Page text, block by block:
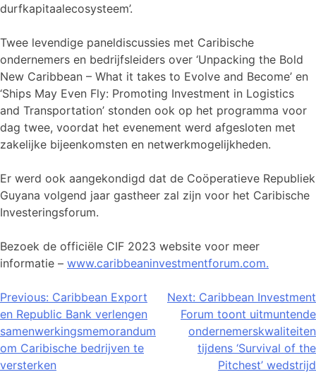
durfkapitaalecosysteem’.
Twee levendige paneldiscussies met Caribische
ondernemers en bedrijfsleiders over ‘Unpacking the Bold
New Caribbean – What it takes to Evolve and Become’ en
‘Ships May Even Fly: Promoting Investment in Logistics
and Transportation’ stonden ook op het programma voor
dag twee, voordat het evenement werd afgesloten met
zakelijke bijeenkomsten en netwerkmogelijkheden.
Er werd ook aangekondigd dat de Coöperatieve Republiek
Guyana volgend jaar gastheer zal zijn voor het Caribische
Investeringsforum.
Bezoek de officiële CIF 2023 website voor meer
informatie – www.caribbeaninvestmentforum.com.
Bericht
navigatie
Previous: Caribbean Export
en Republic Bank verlengen
samenwerkingsmemorandum
om Caribische bedrijven te
versterken
Next: Caribbean Investment
Forum toont uitmuntende
ondernemerskwaliteiten
tijdens ‘Survival of the
Pitchest’ wedstrijd